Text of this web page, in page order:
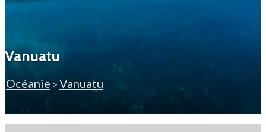
Vanuatu
Océanie > Vanuatu